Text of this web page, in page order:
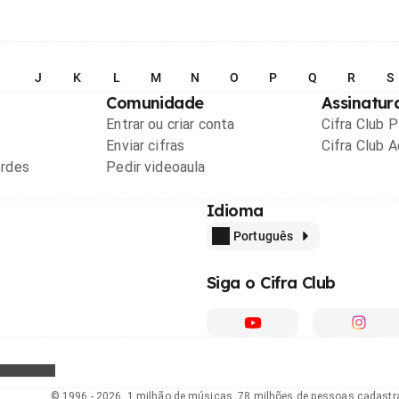
J K L M N O P Q R S
Comunidade
Entrar ou criar conta
Enviar cifras
Pedir videoaula
Cifra Club
Cifra Club
Idioma
Português
Siga o Cifra Club
© 1996 - 2026, 1 milhão de músicas, 78 milhões de pessoas